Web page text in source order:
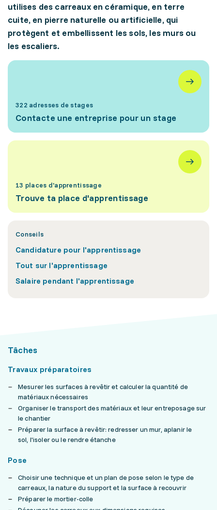
utilises des carreaux en céramique, en terre
cuite, en pierre naturelle ou artificielle, qui
protègent et embellissent les sols, les murs ou
les escaliers.
322 adresses de stages
Contacte une entreprise pour un stage
13 places d'apprentissage
Trouve ta place d'apprentissage
Conseils
Candidature pour l'apprentissage
Tout sur l'apprentissage
Salaire pendant l'apprentissage
Tâches
Travaux préparatoires
Mesurer les surfaces à revêtir et calculer la quantité de
matériaux nécessaires
Organiser le transport des matériaux et leur entreposage sur
le chantier
Préparer la surface à revêtir: redresser un mur, aplanir le
sol, l'isoler ou le rendre étanche
Pose
Choisir une technique et un plan de pose selon le type de
carreaux, la nature du support et la surface à recouvrir
Préparer le mortier-colle